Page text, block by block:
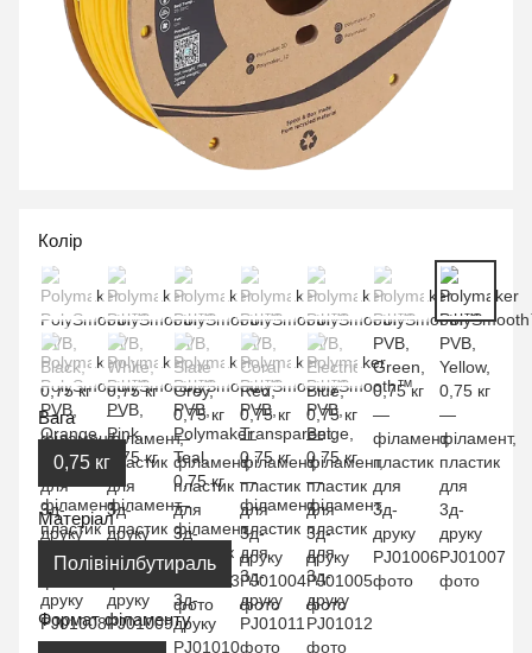
Колір
Вага
0,75 кг
Матеріал
Полівінілбутираль
Формат філаменту